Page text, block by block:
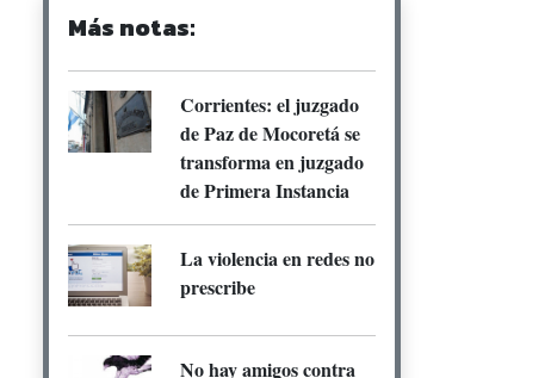
Más notas:
Corrientes: el juzgado
de Paz de Mocoretá se
transforma en juzgado
de Primera Instancia
La violencia en redes no
prescribe
No hay amigos contra